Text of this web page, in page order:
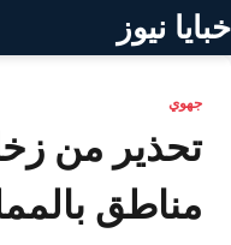
خبايا نيوز
جهوي
تحذير من
مناطق